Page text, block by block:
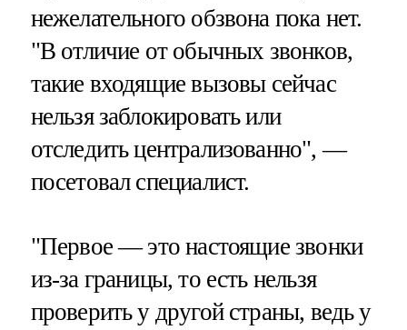
нежелательного обзвона пока нет.
"В отличие от обычных звонков,
такие входящие вызовы сейчас
нельзя заблокировать или
отследить централизованно", —
посетовал специалист.
"Первое — это настоящие звонки
из-за границы, то есть нельзя
проверить у другой страны, ведь у